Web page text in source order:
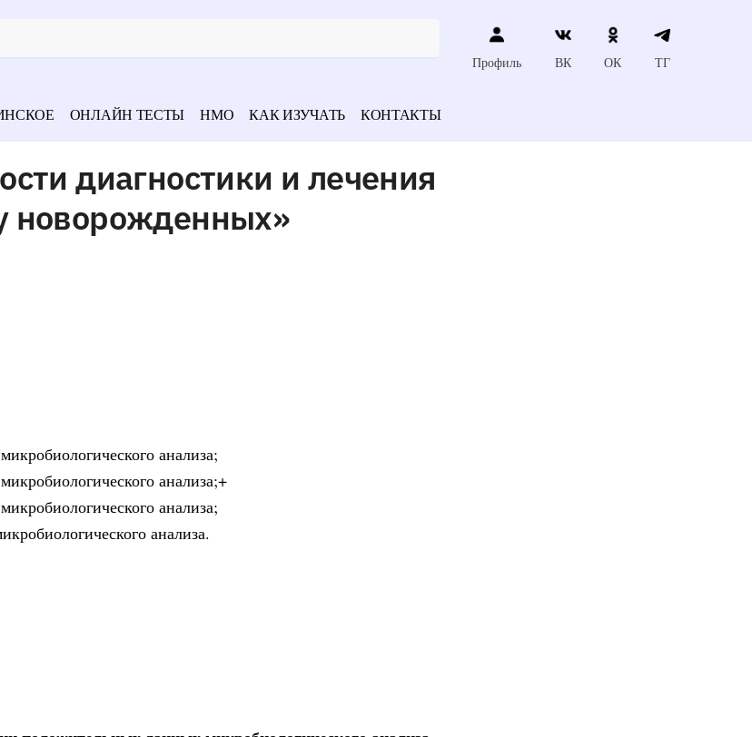
Профиль ВК ОК ТГ
ОНЛАЙН ТЕСТЫ НМО КАК ИЗУЧАТЬ КОНТАКТЫ
диагностики и лечения
новорожденных»
анализа;
анализа;+
анализа;
анализа.